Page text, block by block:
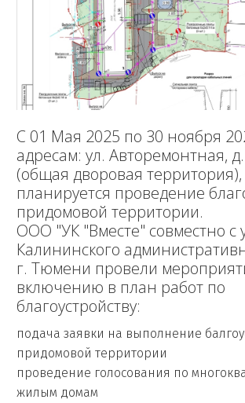
С 01 Мая 2025 по 30 ноября
адресам: ул. Авторемонтная,
(общая дворовая территория),
планируется проведение
придомовой территории.
ООО "УК "Вместе" совместно с
Калининского
г. Тюмени провели
включению в план работ по
благоустройству:
подача заявки на выполнение
придомовой территории
проведение голосования по
жилым домам